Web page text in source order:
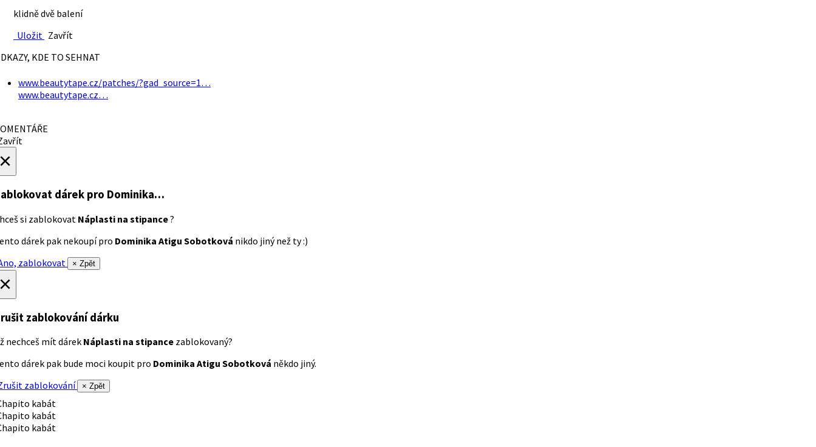
klidně dvě balení
Uložit Zavřít
KDE TO SEHNAT
www.beautytape.cz/patches/?gad_source=1…
www.beautytape.cz…
dárek pro Dominika…
si zablokovat Náplasti na stipance?
dárek pak nekoupí pro Dominika Atigu Sobotková nikdo jiný než ty :)
zablokovat
× Zpět
zablokování dárku
nechceš mít dárek Náplasti na stipance zablokovaný?
dárek pak bude moci koupit pro Dominika Atigu Sobotková někdo jiný.
zablokování
× Zpět